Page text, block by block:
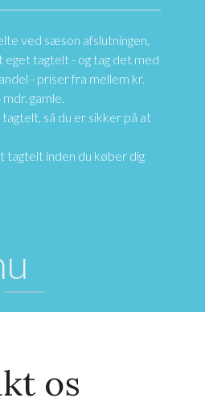
ved sæson afslutningen,
tagtelt - og tag det med
- priser fra mellem kr.
gamle.
så du er sikker på at
tagtelt inden du køber dig
os